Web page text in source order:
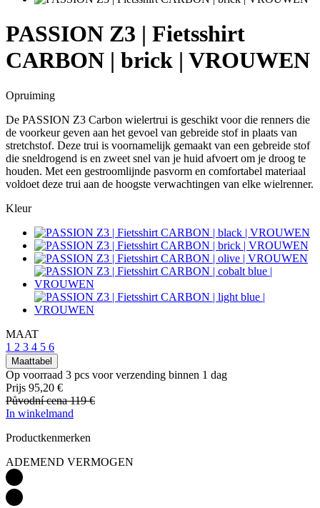
PASSION Z3 | Fietsshirt
CARBON | brick | VROUWEN
Opruiming
De PASSION Z3 Carbon wielertrui is geschikt voor die renners die
de voorkeur geven aan het gevoel van gebreide stof in plaats van
stretchstof. Deze trui is voornamelijk gemaakt van een gebreide stof
die sneldrogend is en zweet snel van je huid afvoert om je droog te
houden. Met een gestroomlijnde pasvorm en comfortabel materiaal
voldoet deze trui aan de hoogste verwachtingen van elke wielrenner.
Kleur
MAAT
1 2 3 4 5 6
Maattabel
Op voorraad 3 pcs voor verzending binnen 1 dag
Prijs 95,20 €
Původní cena119 €
In winkelmand
Productkenmerken
ADEMEND VERMOGEN